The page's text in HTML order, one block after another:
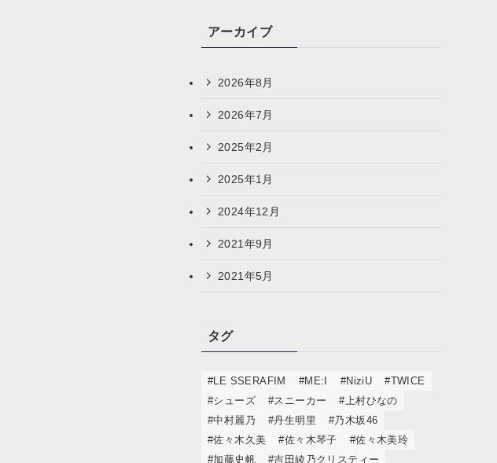
アーカイブ
2026年8月
2026年7月
2025年2月
2025年1月
2024年12月
2021年9月
2021年5月
タグ
#LE SSERAFIM #ME:I #NiziU
#TWICE
#シューズ
#スニーカー
#上村ひなの
#中村麗乃
#丹生明里
#乃木坂46
#佐々木久美
#佐々木琴子
#佐々木美玲
#加藤史帆
#吉田綾乃クリスティー